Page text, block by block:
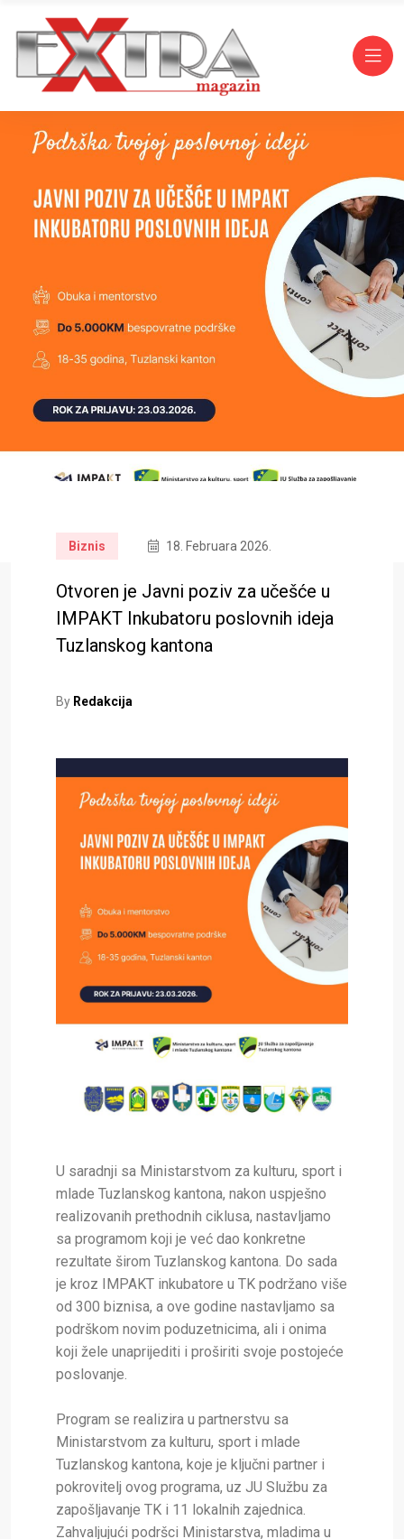
Biznis 18. Februara 2026.
Otvoren je Javni poziv za učešće u
IMPAKT Inkubatoru poslovnih ideja
Tuzlanskog kantona
By Redakcija
U saradnji sa Ministarstvom za kulturu, sport i
mlade Tuzlanskog kantona, nakon uspješno
realizovanih prethodnih ciklusa, nastavljamo
sa programom koji je već dao konkretne
rezultate širom Tuzlanskog kantona. Do sada
je kroz IMPAKT inkubatore u TK podržano više
od 300 biznisa, a ove godine nastavljamo sa
podrškom novim poduzetnicima, ali i onima
koji žele unaprijediti i proširiti svoje postojeće
poslovanje.
Program se realizira u partnerstvu sa
Ministarstvom za kulturu, sport i mlade
Tuzlanskog kantona, koje je ključni partner i
pokrovitelj ovog programa, uz JU Službu za
zapošljavanje TK i 11 lokalnih zajednica.
Zahvaljujući podršci Ministarstva, mladima u